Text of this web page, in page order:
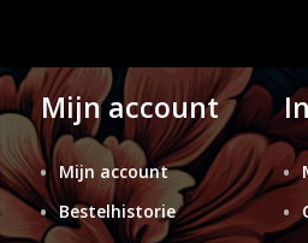
Mijn account
Mijn account
Bestelhistorie